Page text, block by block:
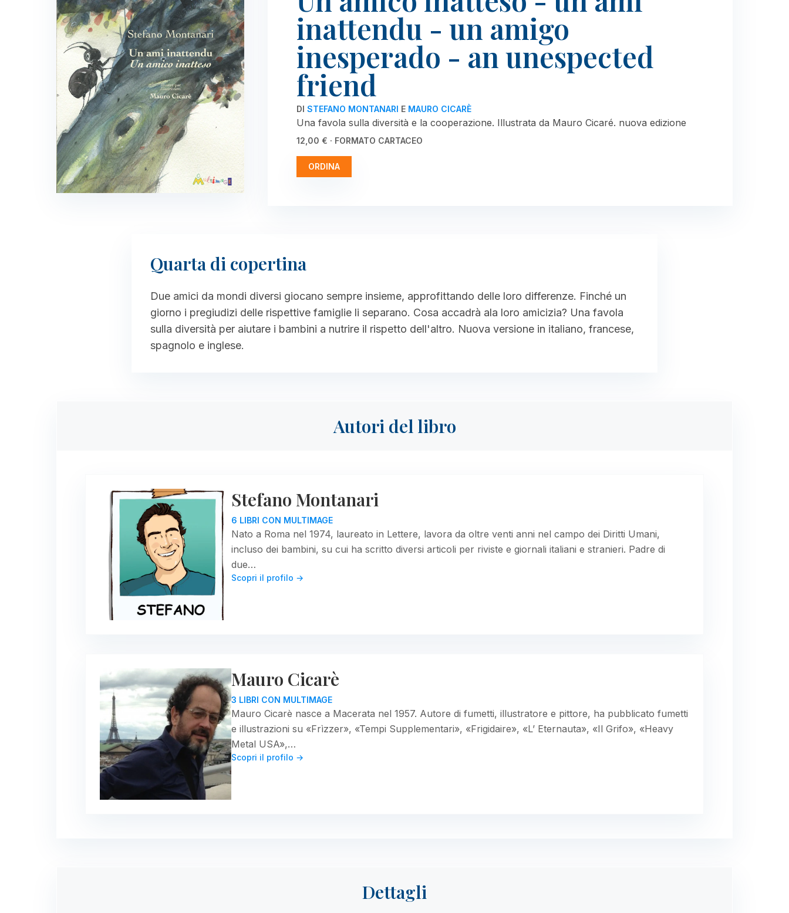
inattendu - un amigo
inesperado - an unespected
friend
DI STEFANO MONTANARI E MAURO CICARÈ
Una favola sulla diversità e la cooperazione. Illustrata da Mauro Cicaré. nuova edizione
12,00 € · FORMATO CARTACEO
ORDINA
Quarta di copertina
Due amici da mondi diversi giocano sempre insieme, approfittando delle loro differenze. Finché un
giorno i pregiudizi delle rispettive famiglie li separano. Cosa accadrà ala loro amicizia? Una favola
sulla diversità per aiutare i bambini a nutrire il rispetto dell'altro. Nuova versione in italiano, francese,
spagnolo e inglese.
Autori del libro
Stefano Montanari
6 LIBRI CON MULTIMAGE
Nato a Roma nel 1974, laureato in Lettere, lavora da oltre venti anni nel campo dei Diritti Umani,
incluso dei bambini, su cui ha scritto diversi articoli per riviste e giornali italiani e stranieri. Padre di
due…
Scopri il profilo →
Mauro Cicarè
3 LIBRI CON MULTIMAGE
Mauro Cicarè nasce a Macerata nel 1957. Autore di fumetti, illustratore e pittore, ha pubblicato fumetti
e illustrazioni su «Frìzzer», «Tempi Supplementari», «Frigidaire», «L’ Eternauta», «Il Grifo», «Heavy
Metal USA»,…
Scopri il profilo →
Dettagli